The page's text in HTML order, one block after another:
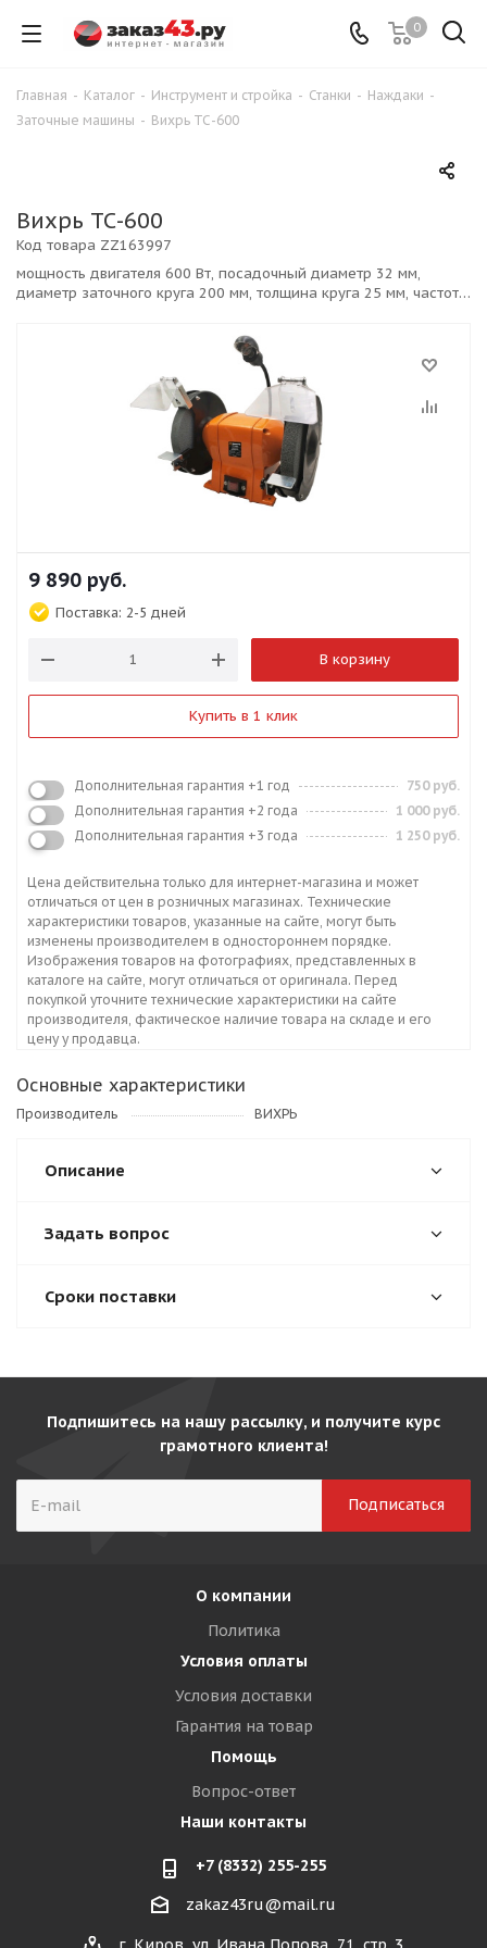
0
Главная - Каталог - Инструмент и стройка - Станки - Наждаки -
Заточные машины - Вихрь ТС-600
Вихрь ТС-600
мощность двигателя 600 Вт, посадочный диаметр 32 мм,
диаметр заточного круга 200 мм, толщина круга 25 мм, частота
Код товара ZZ163997
9 890 руб.
Поставка: 2-5 дней
В корзину
Купить в 1 клик
Дополнительная гарантия +1 год
750 руб.
Дополнительная гарантия +2 года
1 000 руб.
Дополнительная гарантия +3 года
1 250 руб.
Цена действительна только для интернет-магазина и может
отличаться от цен в розничных магазинах. Технические
характеристики товаров, указанные на сайте, могут быть
изменены производителем в одностороннем порядке.
Изображения товаров на фотографиях, представленных в
каталоге на сайте, могут отличаться от оригинала. Перед
покупкой уточните технические характеристики на сайте
производителя, фактическое наличие товара на складе и его
цену у продавца.
Основные характеристики
Производитель ВИХРЬ
Описание
Задать вопрос
Сроки поставки
Подпишитесь на нашу рассылку, и получите курс
грамотного клиента!
О компании
Политика
Условия оплаты
Условия доставки
Гарантия на товар
Помощь
Вопрос-ответ
Наши контакты
+7 (8332) 255-255
zakaz43ru@mail.ru